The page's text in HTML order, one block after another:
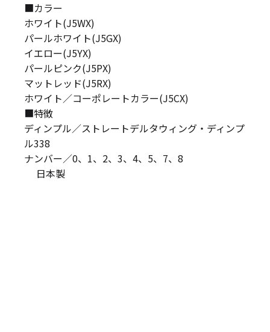
■カラー
ホワイト(J5WX)
パールホワイト(J5GX)
イエロー(J5YX)
パールピンク(J5PX)
マットレッド(J5RX)
ホワイト／コーポレートカラー(J5CX)
■特徴
ディンプル／ストレートデルタウィング・ディンプ
ル338
ナンバー／0、1、2、3、4、5、7、8
日本製